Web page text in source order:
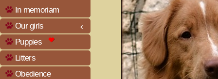
In memoriam
Our girls
keyboard_arrow_left
Puppies
Litters
Obedience